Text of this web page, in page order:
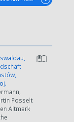
Posselt
Altmark